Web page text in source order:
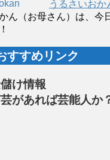
うるさいおか
ん（お母さん）は、今
すすめリンク
け情報
があれば芸能人か